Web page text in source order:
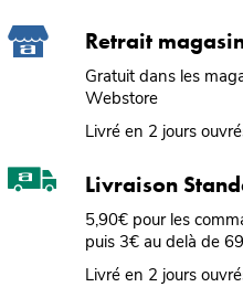
Retrait
Gratuit dans les
Webstore
Livré en 2 jours
Livraison
5,90€ pour les
puis 3€ au delà de
Livré en 2 jours